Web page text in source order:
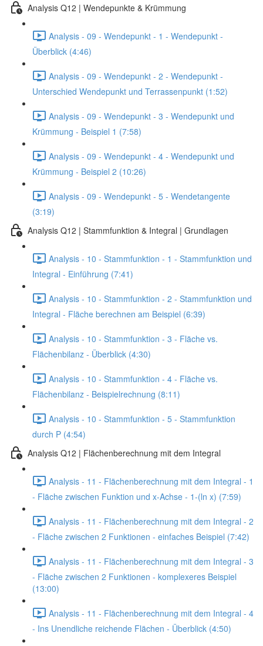
Analysis Q12 | Wendepunkte & Krümmung
Analysis - 09 - Wendepunkt - 1 - Wendepunkt -
Überblick (4:46)
Analysis - 09 - Wendepunkt - 2 - Wendepunkt -
Unterschied Wendepunkt und Terrassenpunkt (1:52)
Analysis - 09 - Wendepunkt - 3 - Wendepunkt und
Krümmung - Beispiel 1 (7:58)
Analysis - 09 - Wendepunkt - 4 - Wendepunkt und
Krümmung - Beispiel 2 (10:26)
Analysis - 09 - Wendepunkt - 5 - Wendetangente
(3:19)
Analysis Q12 | Stammfunktion & Integral | Grundlagen
Analysis - 10 - Stammfunktion - 1 - Stammfunktion und
Integral - Einführung (7:41)
Analysis - 10 - Stammfunktion - 2 - Stammfunktion und
Integral - Fläche berechnen am Beispiel (6:39)
Analysis - 10 - Stammfunktion - 3 - Fläche vs.
Flächenbilanz - Überblick (4:30)
Analysis - 10 - Stammfunktion - 4 - Fläche vs.
Flächenbilanz - Beispielrechnung (8:11)
Analysis - 10 - Stammfunktion - 5 - Stammfunktion
durch P (4:54)
Analysis Q12 | Flächenberechnung mit dem Integral
Analysis - 11 - Flächenberechnung mit dem Integral - 1
- Fläche zwischen Funktion und x-Achse - 1-(ln x) (7:59)
Analysis - 11 - Flächenberechnung mit dem Integral - 2
- Fläche zwischen 2 Funktionen - einfaches Beispiel (7:42)
Analysis - 11 - Flächenberechnung mit dem Integral - 3
- Fläche zwischen 2 Funktionen - komplexeres Beispiel
(13:00)
Analysis - 11 - Flächenberechnung mit dem Integral - 4
- Ins Unendliche reichende Flächen - Überblick (4:50)